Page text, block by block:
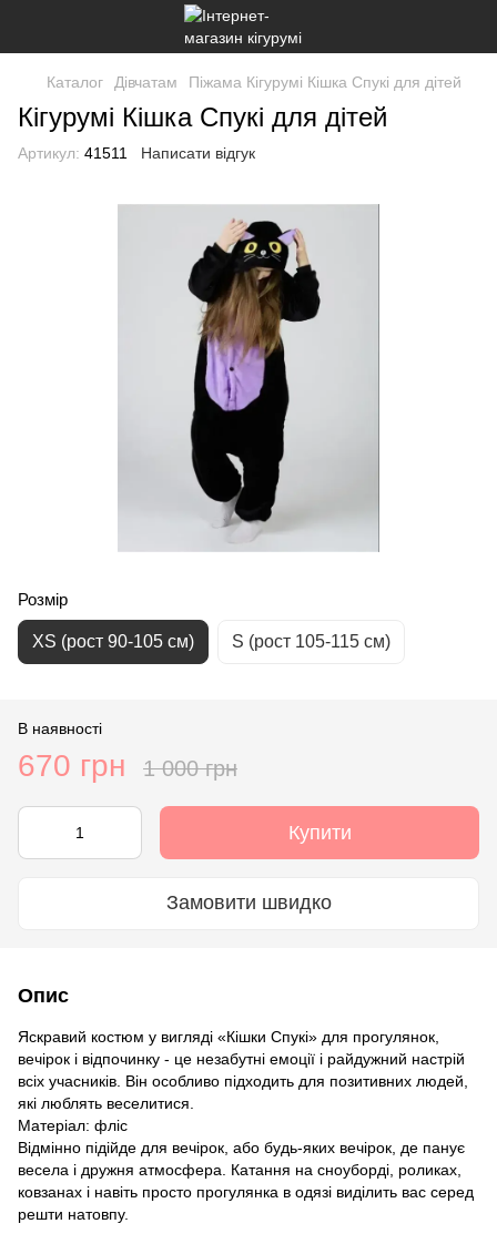
Каталог Дівчатам Піжама Кігурумі Кішка Спукі для дітей
Кігурумі Кішка Спукі для дітей
Артикул: 41511 Написати відгук
Розмір
ХS (рост 90-105 см) S (рост 105-115 см)
В наявності
670 грн 1 000 грн
Купити
Замовити швидко
Опис
Яскравий костюм у вигляді «Кішки Спукі» для прогулянок,
вечірок і відпочинку - це незабутні емоції і райдужний настрій
всіх учасників. Він особливо підходить для позитивних людей,
які люблять веселитися.
Матеріал: фліс
Відмінно підійде для вечірок, або будь-яких вечірок, де панує
весела і дружня атмосфера. Катання на сноуборді, роликах,
ковзанах і навіть просто прогулянка в одязі виділить вас серед
решти натовпу.